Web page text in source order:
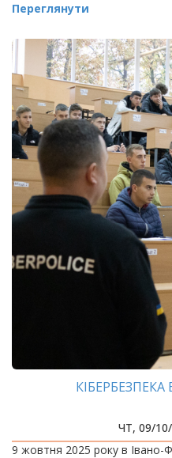
Переглянути
ЧТ, 09/
9 жовтня 2025 року в Івано-